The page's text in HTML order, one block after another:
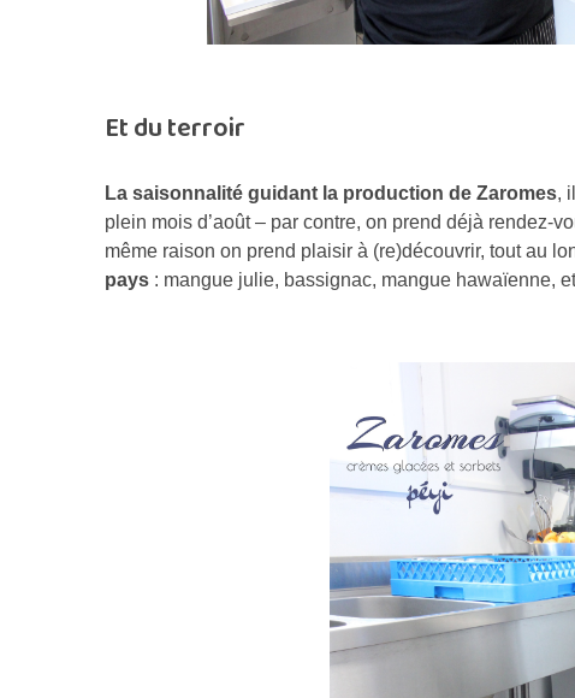
Et du terroir
La saisonnalité guidant la production de Zaromes,
plein mois d’août – par contre, on prend déjà rendez-
même raison on prend plaisir à (re)découvrir, tout au
pays : mangue julie, bassignac, mangue hawaïenne,